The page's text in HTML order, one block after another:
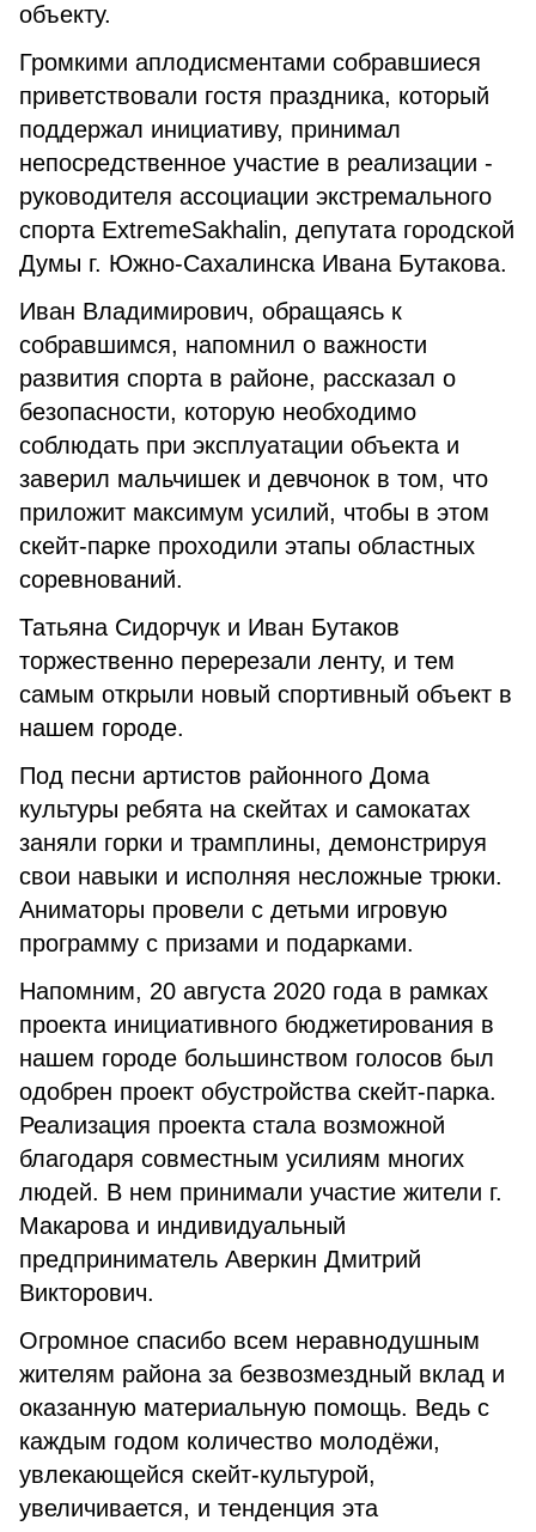
объекту.
Громкими аплодисментами собравшиеся
приветствовали гостя праздника, который
поддержал инициативу, принимал
непосредственное участие в реализации -
руководителя ассоциации экстремального
спорта ExtremeSakhalin, депутата городской
Думы г. Южно-Сахалинска Ивана Бутакова.
Иван Владимирович, обращаясь к
собравшимся, напомнил о важности
развития спорта в районе, рассказал о
безопасности, которую необходимо
соблюдать при эксплуатации объекта и
заверил мальчишек и девчонок в том, что
приложит максимум усилий, чтобы в этом
скейт-парке проходили этапы областных
соревнований.
Татьяна Сидорчук и Иван Бутаков
торжественно перерезали ленту, и тем
самым открыли новый спортивный объект в
нашем городе.
Под песни артистов районного Дома
культуры ребята на скейтах и самокатах
заняли горки и трамплины, демонстрируя
свои навыки и исполняя несложные трюки.
Аниматоры провели с детьми игровую
программу с призами и подарками.
Напомним, 20 августа 2020 года в рамках
проекта инициативного бюджетирования в
нашем городе большинством голосов был
одобрен проект обустройства скейт-парка.
Реализация проекта стала возможной
благодаря совместным усилиям многих
людей. В нем принимали участие жители г.
Макарова и индивидуальный
предприниматель Аверкин Дмитрий
Викторович.
Огромное спасибо всем неравнодушным
жителям района за безвозмездный вклад и
оказанную материальную помощь. Ведь с
каждым годом количество молодёжи,
увлекающейся скейт-культурой,
увеличивается, и тенденция эта